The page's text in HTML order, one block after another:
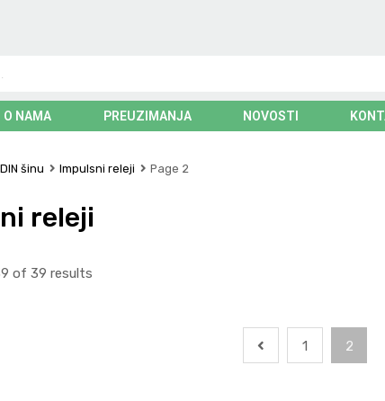
O NAMA PREUZIMANJA NOVOSTI
šinu Impulsni releji Page 2
releji
of 39 results
1 2